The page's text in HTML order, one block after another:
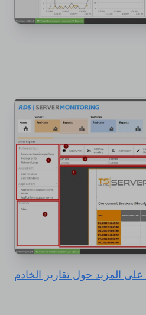
المزيد حول تقارير الخادم